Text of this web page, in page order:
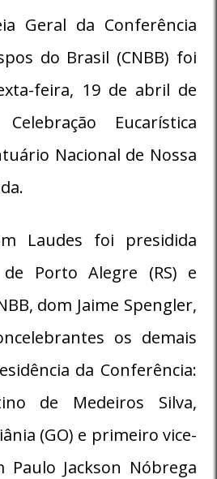
Geral da Conferência
do Brasil (CNBB) foi
feira, 19 de abril de
Eucarística
Nacional de Nossa
Laudes foi presidida
Porto Alegre (RS) e
dom Jaime Spengler,
os demais
da Conferência:
de Medeiros Silva,
(GO) e primeiro vice-
Paulo Jackson Nóbrega